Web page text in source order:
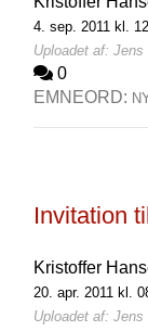
4. sep. 2011 kl.
Uploadet af:
0
EMNEORD:
Invitation
Kristoffer
20. apr. 2011 kl.
Uploadet af: